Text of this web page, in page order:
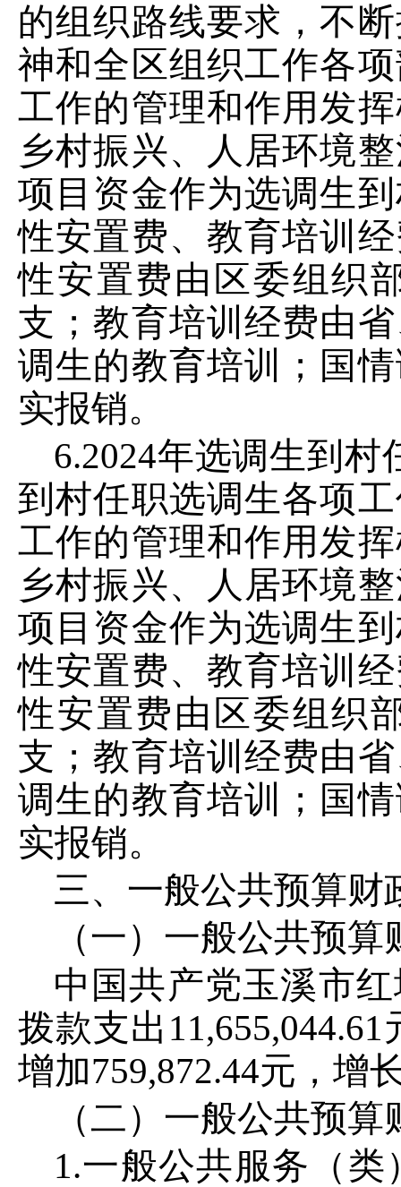
的组织路线要求，不
神和全区组织工作各
工作的管理和作用发
乡村振兴、人居环境
项目资金作为选调生
性安置费、教育培训
性安置费由区委组织
支；教育培训经费由
调生的教育培训；国
实报销。
6.2024年选调生到村
到村任职选调生各项
工作的管理和作用发
乡村振兴、人居环境
项目资金作为选调生
性安置费、教育培训
性安置费由区委组织
支；教育培训经费由
调生的教育培训；国
实报销。
三、一般公共预算
（一）一般公共预
中国共产党玉溪市
拨款支出 11,655,044.61
增加759,872.44元，增
（二）一般公共预
1.一般公共服务（类